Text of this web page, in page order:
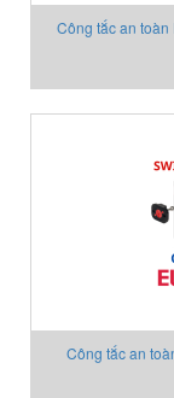
Công tắc an
Công tắc an